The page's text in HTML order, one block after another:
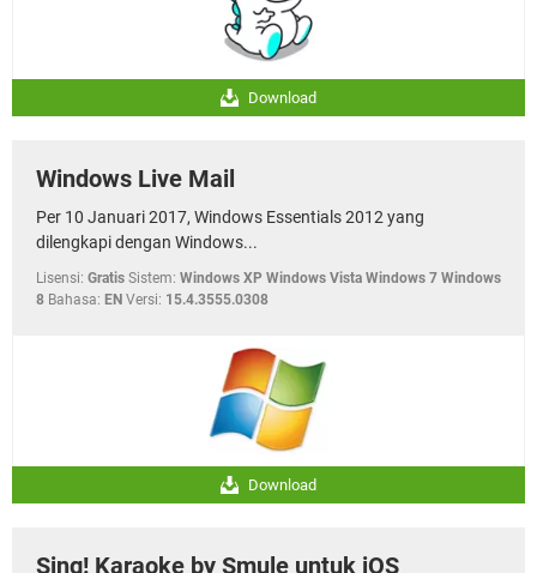
Download
Windows Live Mail
Per 10 Januari 2017, Windows Essentials 2012 yang
dilengkapi dengan Windows...
Lisensi: Gratis Sistem: Windows XP Windows Vista Windows 7 Windows
8 Bahasa: EN Versi: 15.4.3555.0308
Download
Sing! Karaoke by Smule untuk iOS